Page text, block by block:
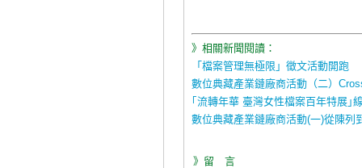
》相關新聞閱讀：
「檔案管理無極限」徵文活動開跑
數位典藏產業鏈廠商活動（二）
｢流轉年華 臺灣女性檔案百年特展｣
數位典藏產業鏈廠商活動(一)從陳列
》留 言